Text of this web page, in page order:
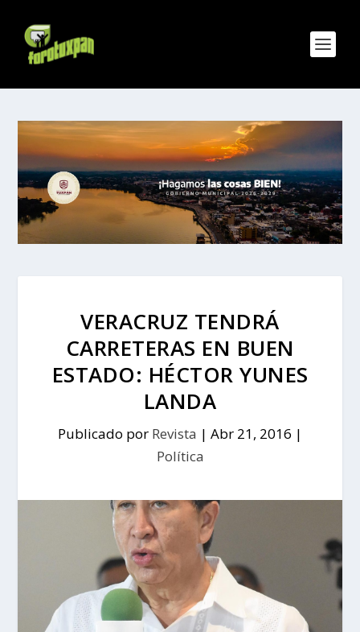
VERACRUZ TENDRÁ
CARRETERAS EN BUEN
ESTADO: HÉCTOR YUNES
LANDA
Publicado por Revista | Abr 21, 2016 |
Política